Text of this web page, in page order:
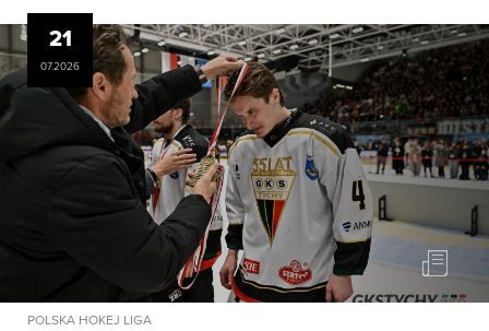
21
07.2026
POLSKA HOKEJ LIGA